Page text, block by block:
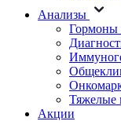
Анализы
Гормоны
Тяжелые
Акции